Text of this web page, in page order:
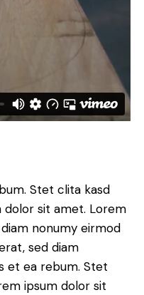
Stet clita kasd
dolor sit amet. Lorem
nonumy eirmod
sed diam
et ea rebum. Stet
ipsum dolor sit